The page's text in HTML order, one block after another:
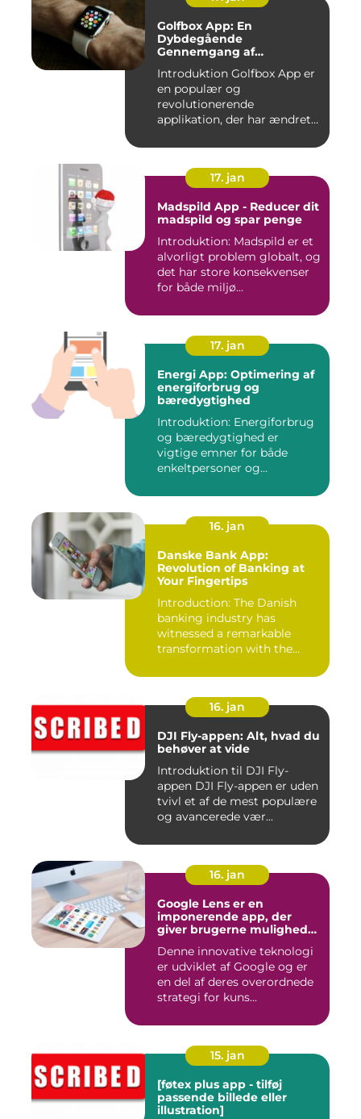
Golfbox App: En
Dybdegående
Gennemgang af
Introduktion Golfbox App er
en populær og
revolutionerende
applikation, der har ændret
17. jan
Madspild App - Reducer dit
madspild og spar penge
Introduktion: Madspild er et
alvorligt problem globalt, og
det har store konsekvenser
for både miljø...
17. jan
Energi App: Optimering af
energiforbrug og
bæredygtighed
Introduktion: Energiforbrug
og bæredygtighed er
vigtige emner for både
enkeltpersoner og
16. jan
Danske Bank App:
Revolution of Banking at
Your Fingertips
Introduction: The Danish
banking industry has
witnessed a remarkable
transformation with the
16. jan
DJI Fly-appen: Alt, hvad du
behøver at vide
Introduktion til DJI Fly-
appen DJI Fly-appen er uden
tvivl et af de mest populære
og avancerede vær...
16. jan
Google Lens er en
imponerende app, der
giver brugerne mulighed
om de ting, de ser, ved blot
at bruge kameraet på
deres smartphone
Denne innovative teknologi
er udviklet af Google og er
en del af deres overordnede
strategi for kuns...
15. jan
[føtex plus app - tilføj
passende billede eller
illustration]